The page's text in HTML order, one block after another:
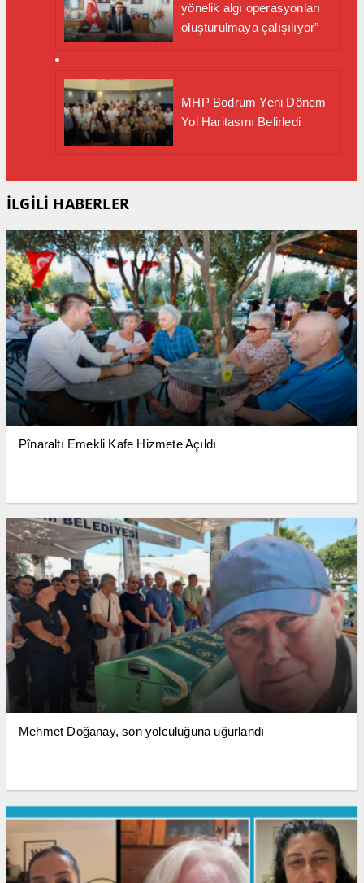
yönelik algı operasyonları
oluşturulmaya çalışılıyor”
MHP Bodrum Yeni Dönem
Yol Haritasını Belirledi
İLGİLİ HABERLER
Pînaraltı Emekli Kafe Hizmete Açıldı
Mehmet Doğanay, son yolculuğuna uğurlandı